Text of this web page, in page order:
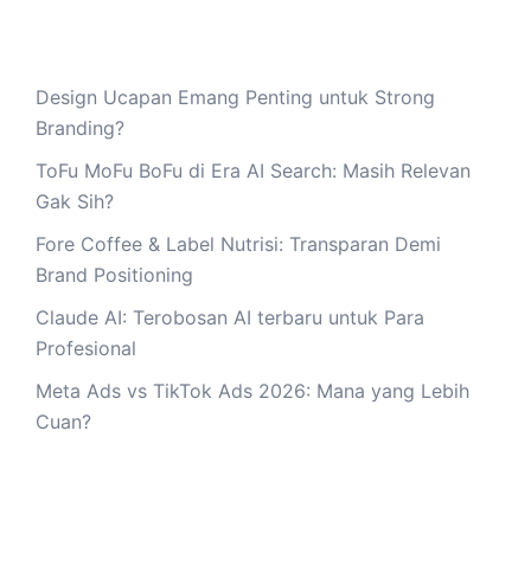
Design Ucapan Emang Penting untuk Strong
Branding?
ToFu MoFu BoFu di Era AI Search: Masih Relevan
Gak Sih?
Fore Coffee & Label Nutrisi: Transparan Demi
Brand Positioning
Claude AI: Terobosan AI terbaru untuk Para
Profesional
Meta Ads vs TikTok Ads 2026: Mana yang Lebih
Cuan?